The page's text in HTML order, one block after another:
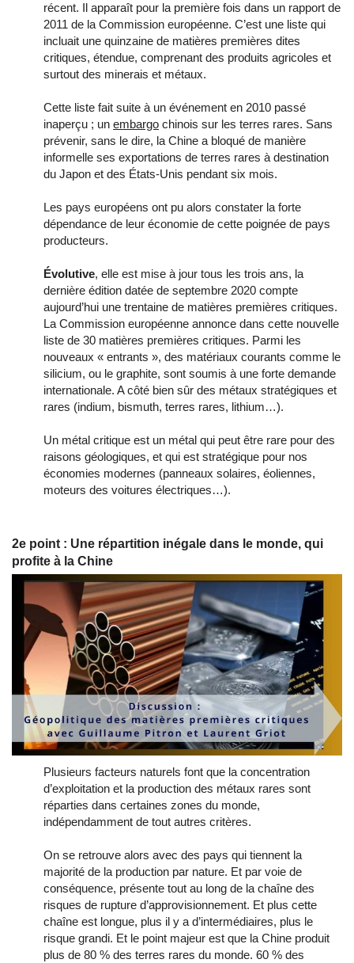
récent. Il apparaît pour la première fois dans un rapport de
2011 de la Commission européenne. C’est une liste qui
incluait une quinzaine de matières premières dites
critiques, étendue, comprenant des produits agricoles et
surtout des minerais et métaux.
Cette liste fait suite à un événement en 2010 passé
inaperçu ; un embargo chinois sur les terres rares. Sans
prévenir, sans le dire, la Chine a bloqué de manière
informelle ses exportations de terres rares à destination
du Japon et des États-Unis pendant six mois.
Les pays européens ont pu alors constater la forte
dépendance de leur économie de cette poignée de pays
producteurs.
Évolutive, elle est mise à jour tous les trois ans, la
dernière édition datée de septembre 2020 compte
aujourd’hui une trentaine de matières premières critiques.
La Commission européenne annonce dans cette nouvelle
liste de 30 matières premières critiques. Parmi les
nouveaux « entrants », des matériaux courants comme le
silicium, ou le graphite, sont soumis à une forte demande
internationale. A côté bien sûr des métaux stratégiques et
rares (indium, bismuth, terres rares, lithium…).
Un métal critique est un métal qui peut être rare pour des
raisons géologiques, et qui est stratégique pour nos
économies modernes (panneaux solaires, éoliennes,
moteurs des voitures électriques…).
2e point : Une répartition inégale dans le monde, qui
profite à la Chine
Plusieurs facteurs naturels font que la concentration
d’exploitation et la production des métaux rares sont
réparties dans certaines zones du monde,
indépendamment de tout autres critères.
On se retrouve alors avec des pays qui tiennent la
majorité de la production par nature. Et par voie de
conséquence, présente tout au long de la chaîne des
risques de rupture d’approvisionnement. Et plus cette
chaîne est longue, plus il y a d’intermédiaires, plus le
risque grandi. Et le point majeur est que la Chine produit
plus de 80 % des terres rares du monde. 60 % des